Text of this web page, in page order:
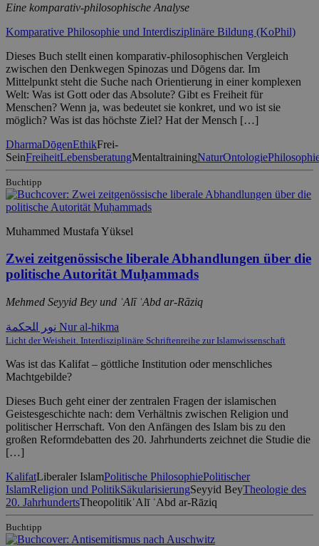
Eine komparativ-philosophische Analyse
Komparative Philosophie und Interdisziplinäre Bildung (KoPhil)
Dieses Buch stellt einen komparativ-philosophischen Vergleich
zwischen den Denkwegen Spinozas und Dōgens dar. Im
Mittelpunkt steht die Suche nach Orientierung in einer komplexen
Welt: Was ist Gott oder das Absolute? Gibt es Freiheit für
Menschen? Wenn ja, was bedeutet sie konkret, und wo ist sie
möglich? Was ist das höchste Ziel? Hat der Mensch […]
DharmaDōgenEthikFrei-
SeinFreiheitLebensberatungMentaltrainingNaturOntologie
Buchtipp
Muhammed Mustafa Yüksel
Zwei zeitgenössische liberale Abhandlungen über die
politische Autorität Muḥammads
Mehmed Seyyid Bey und ʿAlī ʿAbd ar-Rāziq
ﻧﻮﺮ ﺍﻠﺤﻜﻤﺔ Nur al-hikma
Licht der Weisheit. Interdisziplinäre Schriftenreihe zur Islamwissenschaft
Was ist das Kalifat – göttliche Institution oder menschliches
Machtgebilde?
Dieses Buch geht einer der zentralen Fragen der islamischen
Geistesgeschichte nach: dem Verhältnis zwischen Religion und
politischer Herrschaft. Von den Anfängen des Islam bis zu den
großen Reformdebatten des 20. Jahrhunderts zeichnet die Studie die
[…]
KalifatLiberaler IslamPolitische PhilosophiePolitischer
IslamReligion und PolitikSäkularisierungSeyyid BeyTheologie des
20. JahrhundertsTheopolitikʿAlī ʿAbd ar-Rāziq
Buchtipp